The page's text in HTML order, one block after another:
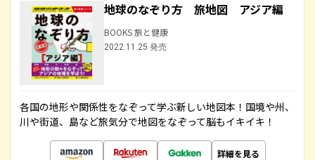
地球のなぞり方 旅地図 アジア編
BOOKS 旅と健康
2022.11.25 発売
各国の地形や関係性をなぞって学ぶ新しい地図本！国境や州、
川や街道、島など旅気分で地図をなぞって脳もイキイキ！
詳細を見る